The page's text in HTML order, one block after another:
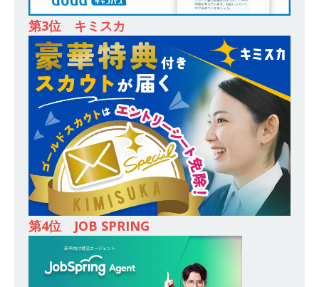
200％増収!! ｜ 様々な業界の知識・スキルを身に
付けることが可能 ｜ データ分析のエキスパート
としてクライアントの課題を解決 ｜ 土日祝完全
休み ｜ データアナリティクスラボ
体育会積
極採用企業
[ 2026年5月14日 ]
【 28卒 ｜ 東京勤務・転勤な
し 】 食品・生鮮業界に特化した人材紹介サービ
スを提供するベンチャー企業 ｜ 設立から毎年黒
字経営。売上は常に右肩上がり ｜ 未経験から営
業として成長・収入アップが目指せる環境 ｜ オ
体育会積極採用企業
[ 2026年5月13日 ] 【 28卒 ｜ トップ企業内定の
第3位 キミスカ
第4位 JOB SPRING